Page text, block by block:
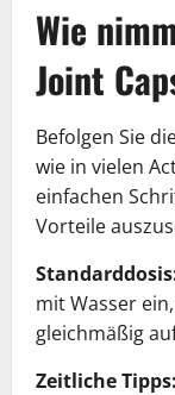
Wie
Joint
Befolgen Sie
wie in vielen
einfachen
Vorteile
mit Wasser
gleichmäßig
Zeitliche Tipps: